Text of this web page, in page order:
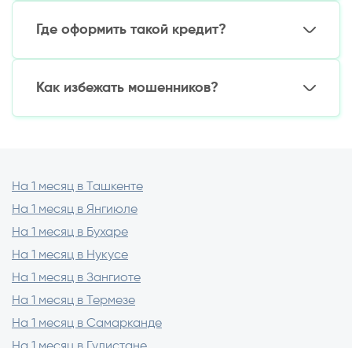
Мобильное приложение МФО
Где оформить такой кредит?
Лучшие варианты:
Онлайн-МФО(быстрое одобрение)
Как избежать мошенников?
Проверяйте:
Отсутствие скрытых комиссий в договоре
На 1 месяц в Ташкенте
На 1 месяц в Янгиюле
На 1 месяц в Бухаре
На 1 месяц в Нукусе
На 1 месяц в Зангиоте
На 1 месяц в Термезе
На 1 месяц в Самарканде